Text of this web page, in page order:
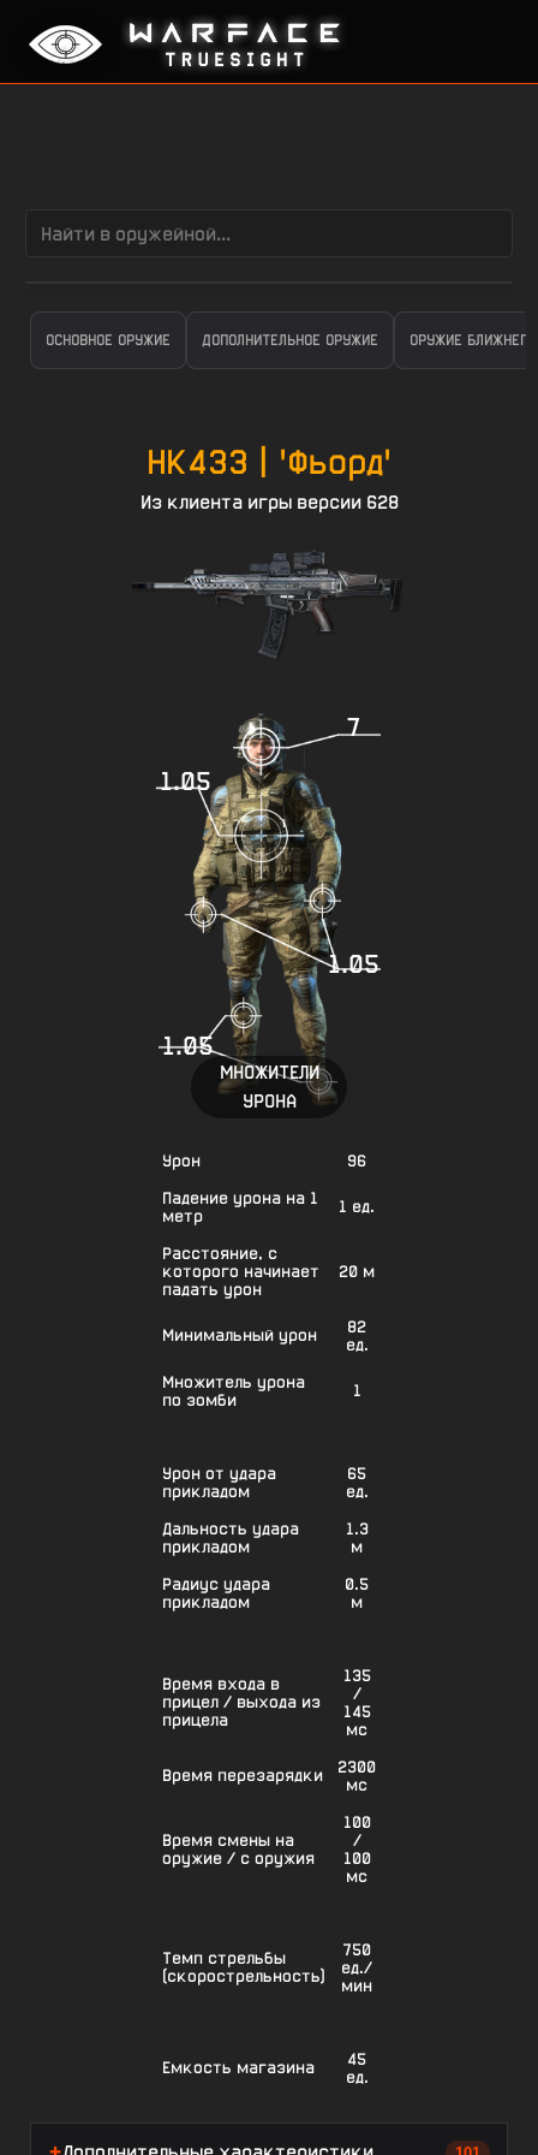
ОСНОВНОЕ ОРУЖИЕ ДОПОЛНИТЕЛЬНОЕ ОРУЖИЕ ОРУЖИЕ
HK433 | 'Фьорд'
Из клиента игры версии 628
7
1.05
1.05
1.05
МНОЖИТЕЛИ
УРОНА
Урон
96
Падение урона на 1
метр
1 ед.
Расстояние, с
которого начинает
падать урон
20 м
Минимальный урон
82
ед.
Множитель урона
по зомби
1
Урон от удара
прикладом
65
ед.
Дальность удара
прикладом
1.3
м
Радиус удара
прикладом
0.5
м
Время входа в
прицел / выхода из
прицела
135
/
145
мс
Время перезарядки
2300
мс
Время смены на
оружие / с оружия
100
/
100
мс
Темп стрельбы
(скорострельность)
750
ед./
мин
Емкость магазина
45
ед.